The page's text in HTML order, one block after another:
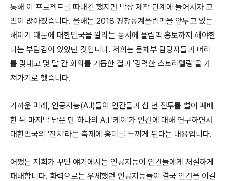
통해 이 프로젝트를 따내긴 했지만 막상 제작 단계에 들어서자 고
민이 많아졌습니다. 올해는 2018 평창동계올림픽을 앞두고 있는
해이기 때문에 대한민국을 알리는 동시에 올림픽 홍보까지 해야한
다는 부담감이 있었던 것입니다. 저희는 문체부 담당자들과 머리
를 맞대고 몇 달 간 회의를 거듭한 결과 '강력한 스토리텔링'을 가
져가기로 했습니다.
가까운 미래, 인공지능(A.I)들이 인간들과 십 년 전투를 벌여 패배
한 뒤 마지막 남은 단 하나의 A.I '케이'가 인간에 대해 연구하면서
대한민국의 '잔치'라는 축제에 흥미를 느끼게 된다는 내용입니다.
어쨌든 저희가 꾸민 얘기에서는 인공지능이 인간들에게 처절하게
패배합니다. 화력으로는 우세했던 인공지능들이 결국 인간을 이길